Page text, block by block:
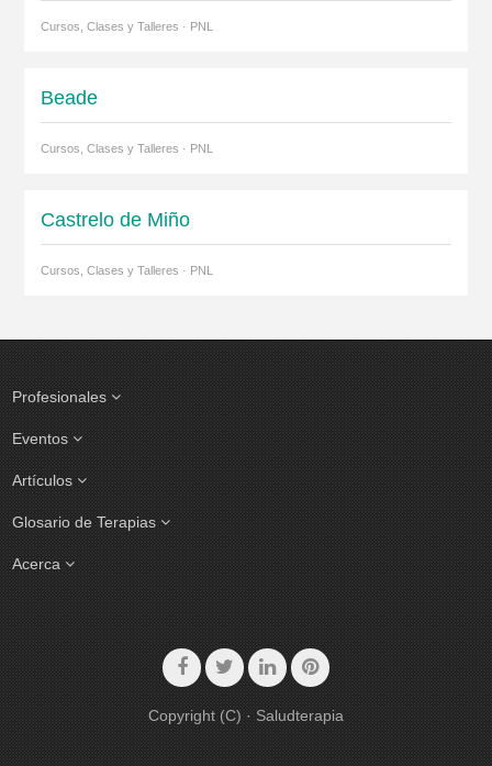
Cursos, Clases y Talleres · PNL
Beade
Cursos, Clases y Talleres · PNL
Castrelo de Miño
Cursos, Clases y Talleres · PNL
Profesionales
Eventos
Artículos
Glosario de Terapias
Acerca
Copyright (C) · Saludterapia